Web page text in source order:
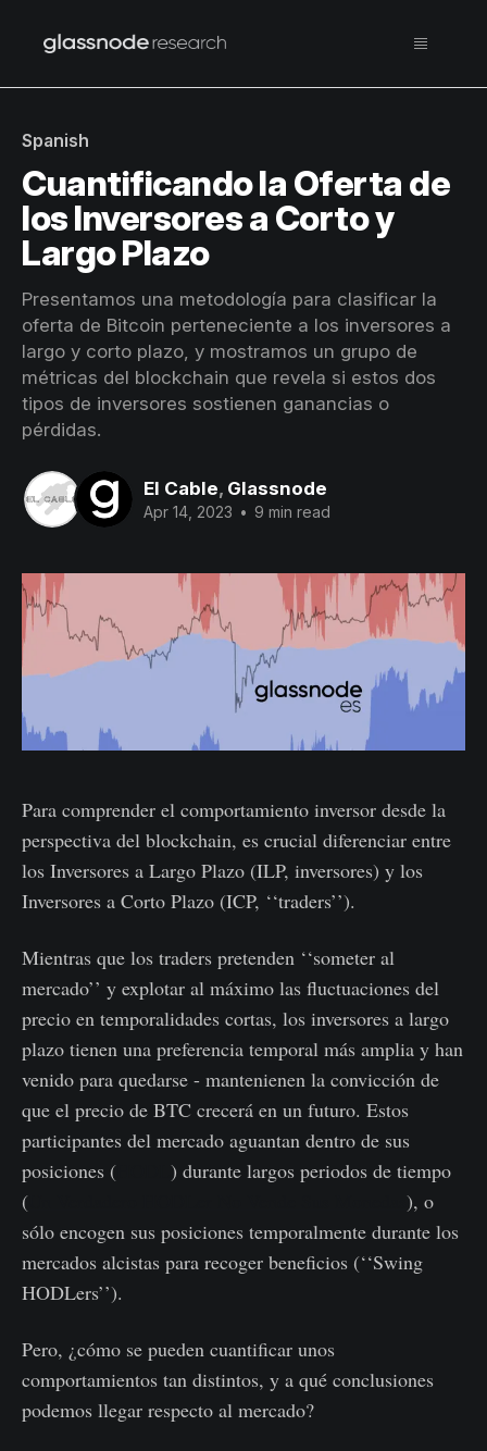
Spanish
Cuantificando la Oferta de
los Inversores a Corto y
Largo Plazo
Presentamos una metodología para clasificar la
oferta de Bitcoin perteneciente a los inversores a
largo y corto plazo, y mostramos un grupo de
métricas del blockchain que revela si estos dos
tipos de inversores sostienen ganancias o
pérdidas.
El Cable, Glassnode
Apr 14, 2023 • 9 min read
Para comprender el comportamiento inversor desde la
perspectiva del blockchain, es crucial diferenciar entre
los Inversores a Largo Plazo (ILP, inversores) y los
Inversores a Corto Plazo (ICP, ‘‘traders’’).
Mientras que los traders pretenden ‘‘someter al
mercado’’ y explotar al máximo las fluctuaciones del
precio en temporalidades cortas, los inversores a largo
plazo tienen una preferencia temporal más amplia y han
venido para quedarse - mantenienen la convicción de
que el precio de BTC crecerá en un futuro. Estos
participantes del mercado aguantan dentro de sus
posiciones (
) durante largos periodos de tiempo
(
), o
sólo encogen sus posiciones temporalmente durante los
mercados alcistas para recoger beneficios (‘‘Swing
HODLers’’).
Pero, ¿cómo se pueden cuantificar unos
comportamientos tan distintos, y a qué conclusiones
podemos llegar respecto al mercado?